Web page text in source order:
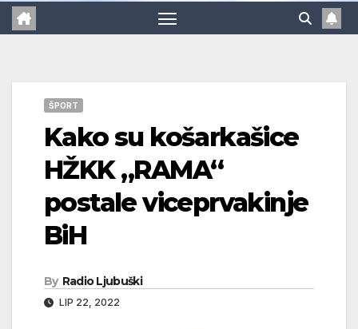
ŠPORT
Kako su košarkašice
HŽKK „RAMA“
postale viceprvakinje
BiH
By Radio Ljubuški
LIP 22, 2022